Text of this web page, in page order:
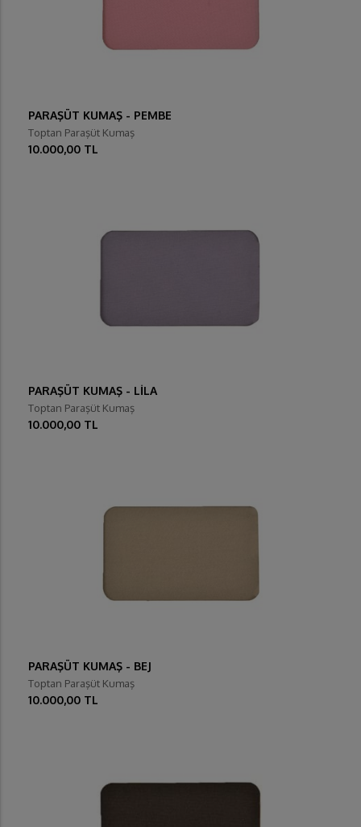
PARAŞÜT KUMAŞ - PEMBE
Toptan Paraşüt Kumaş
10.000,00 TL
PARAŞÜT KUMAŞ - LİLA
Toptan Paraşüt Kumaş
10.000,00 TL
PARAŞÜT KUMAŞ - BEJ
Toptan Paraşüt Kumaş
10.000,00 TL